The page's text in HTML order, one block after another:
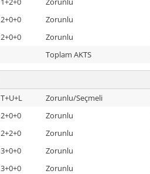
2+0+0 Zorunlu
2+0+0 Zorunlu
Toplam AKTS
T+U+L Zorunlu/Seçmeli
2+0+0 Zorunlu
2+2+0 Zorunlu
3+0+0 Zorunlu
3+0+0 Zorunlu